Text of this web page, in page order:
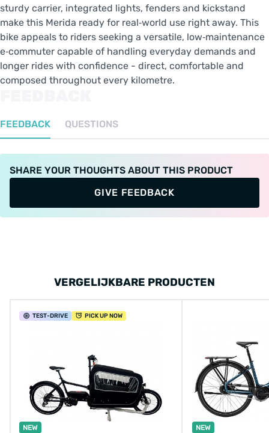
sturdy carrier, integrated lights, fenders and kickstand
make this Merida ready for real‑world use right away. This
bike appeals to riders seeking a versatile, low‑maintenance
e‑commuter capable of handling everyday demands and
longer rides with confidence - direct, comfortable and
composed throughout every kilometre.
FEEDBACK QUESTIONS
SHARE YOUR THOUGHTS ABOUT THIS PRODUCT
GIVE FEEDBACK
VERGELIJKBARE PRODUCTEN
TEST-DRIVE PICK UP NOW
NEW NEW